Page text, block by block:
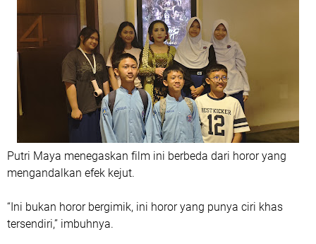
Putri Maya menegaskan film ini berbeda dari horor yang
mengandalkan efek kejut.
“Ini bukan horor bergimik, ini horor yang punya ciri khas
tersendiri,” imbuhnya.